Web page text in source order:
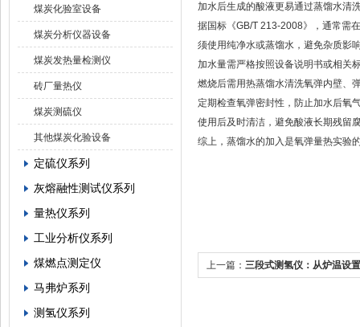
煤炭化验室设备
煤炭分析仪器设备
煤炭发热量检测仪
砖厂量热仪
煤炭测硫仪
其他煤炭化验设备
定硫仪系列
灰熔融性测试仪系列
量热仪系列
工业分析仪系列
煤燃点测定仪
马弗炉系列
测氢仪系列
加水后生成的酸液更易通过蒸馏水清
据国标《GB/T 213-2008》，通常需
须使用纯净水或蒸馏水，避免杂质影
加水量需严格按照设备说明书或相关
燃烧后需用热蒸馏水清洗氧弹内壁、
定期检查氧弹密封性，防止加水后氧
使用后及时清洁，避免酸液长期残留
综上，蒸馏水的加入是氧弹量热实验
上一篇： 三段式测氢仪：从炉温设